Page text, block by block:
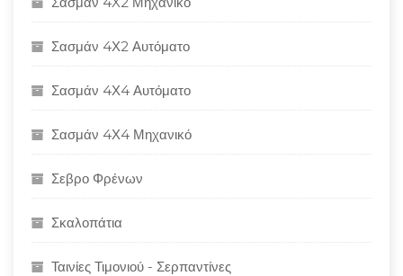
Σασμάν 4Χ2 Αυτόματο
Σασμάν 4Χ4 Αυτόματο
Σασμάν 4Χ4 Μηχανικό
Σεβρο Φρένων
Σκαλοπάτια
Ταινίες Τιμονιού - Σερπαντίνες